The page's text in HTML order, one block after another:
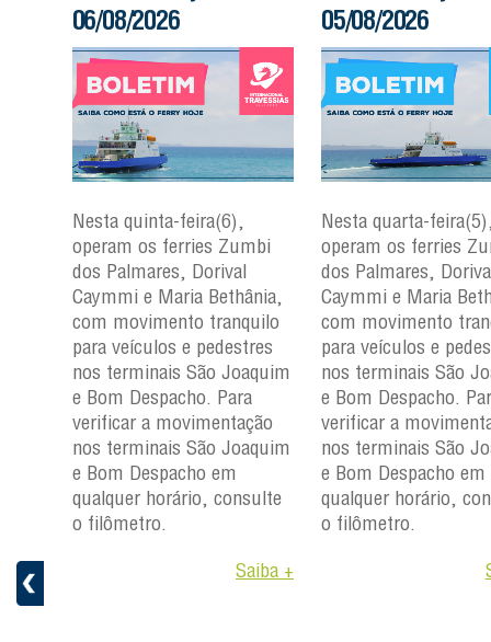
+
06/08/2026
Nesta quinta-feira(6),
operam os ferries Zumbi
dos Palmares, Dorival
Caymmi e Maria Bethânia,
com movimento tranquilo
para veículos e pedestres
nos terminais São Joaquim
e Bom Despacho. Para
verificar a movimentação
nos terminais São Joaquim
e Bom Despacho em
qualquer horário, consulte
o filômetro.
Saiba +
05/08/2026
Nesta quarta-
operam os ferries
dos Palmares,
Caymmi e Maria
com movimento
para veículos e
nos terminais São
e Bom Despacho.
verificar a
nos terminais São
e Bom Despacho em
qualquer horário,
o filômetro.